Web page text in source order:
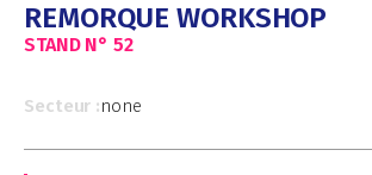
REMORQUE WORKSHOP
STAND N°52
Secteur :none